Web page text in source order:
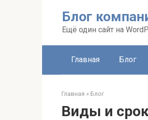
Блог
Ещё один сайт на
Главная Блог
Главная » Блог
Виды и